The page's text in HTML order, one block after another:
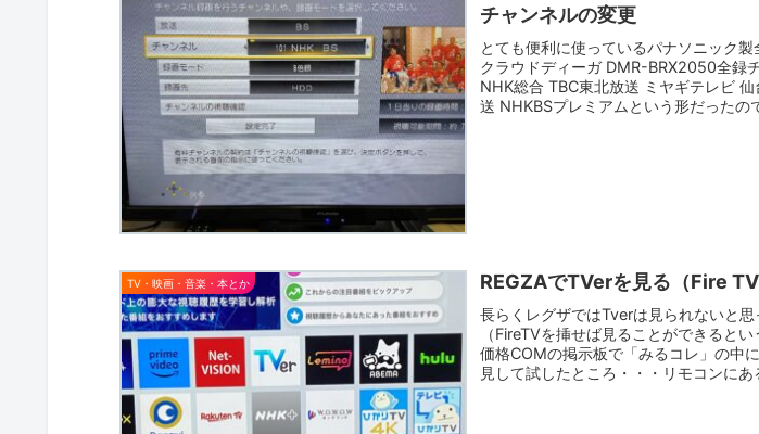
チャンネルの変更
とても便利に使っているパナソニック
クラウドディーガ DMR-BRX2050全録
NHK総合 TBC東北放送 ミヤギテレビ
送 NHKBSプレミアムという形だったの
TV・映画・音楽・本とか REGZAでTVerを見る（Fire
長らくレグザではTverは見られないと
（FireTVを挿せば見ることができるとい
価格COMの掲示板で「みるコレ」の中
見して試したところ・・・リモコンにあ